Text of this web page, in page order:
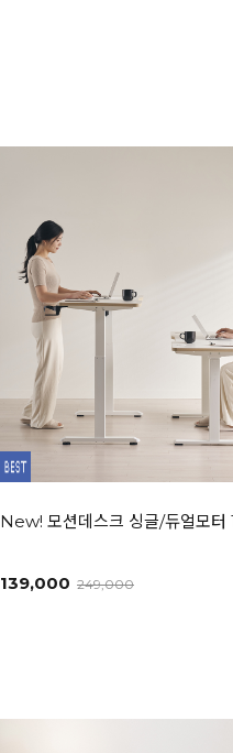
New! 모션데스크 싱글/듀얼모
139,000 249,000